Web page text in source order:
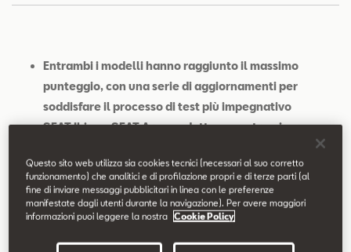
Contatti
Entrambi i modelli hanno raggiunto il massimo
punteggio, con una serie di aggiornamenti per
soddisfare il processo di test più impegnativo
SEAT Ibiza e SEAT Arona adottano contromisure
laterale, oltre al sistema di ritenuta modificato per
soddisfare la metodologia dei severi test Euro NCAP
SEAT si impegna a offrire i veicoli più sicuri sul
classificata come 5 stelle Euro NCAP
Questo sito web utilizza sia cookies tecnici (necessari al suo corretto
funzionamento) che analitici e di profilazione propri e di terze parti (al
fine di inviare messaggi pubblicitari in linea con le preferenze
manifestate dagli utenti durante la navigazione). Per avere maggiori
informazioni puoi leggere la nostra
Cookie Policy